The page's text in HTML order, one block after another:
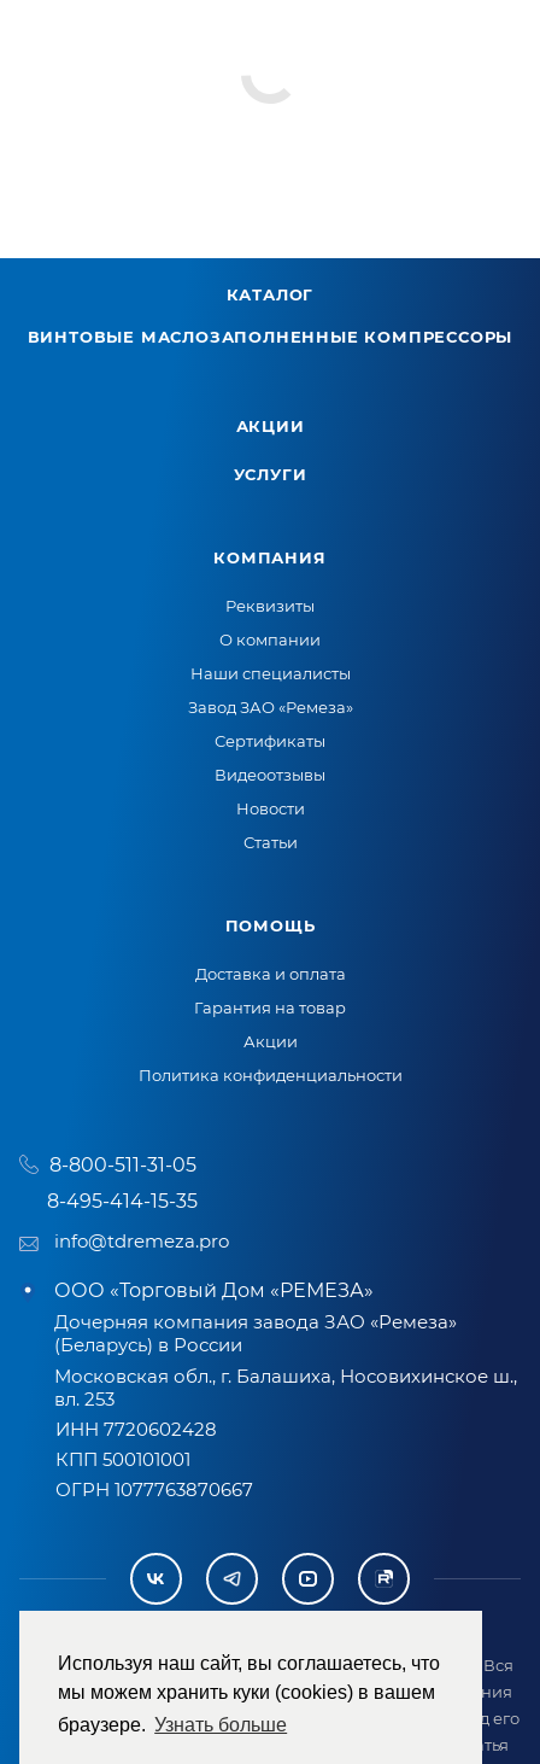
Используя наш сайт, вы соглашаетесь, что
мы можем хранить куки (cookies) в вашем
браузере. Узнать больше
КАТАЛОГ
ВИНТОВЫЕ МАСЛОЗАПОЛНЕННЫЕ КОМПРЕССОРЫ
АКЦИИ
УСЛУГИ
КОМПАНИЯ
Реквизиты
О компании
Наши специалисты
Завод ЗАО «Ремеза»
Сертификаты
Видеоотзывы
Новости
Статьи
ПОМОЩЬ
Доставка и оплата
Гарантия на товар
Акции
Политика конфиденциальности
8-800-511-31-05
8-495-414-15-35
info@tdremeza.pro
ООО «Торговый Дом «РЕМЕЗА»
Дочерняя компания завода ЗАО «Ремеза»
(Беларусь) в России
Московская обл., г. Балашиха, Носовихинское ш.,
вл. 253
ИНН 7720602428
КПП 500101001
ОГРН 1077763870667
2007-2026 © ООО «ТД «РЕМЕЗА». Все права защищены. Вся
информация на сайте размещена в целях предоставления
возможности покупателю ознакомиться с товаром перед его
приобретением и не является публичной офертой (статья